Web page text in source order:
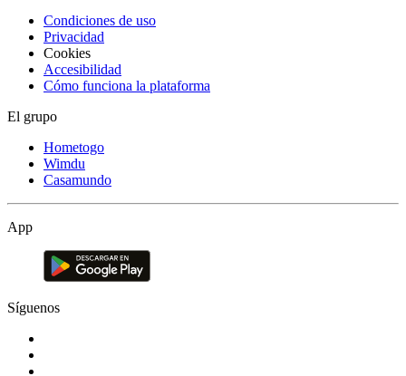
Condiciones de uso
Privacidad
Cookies
Accesibilidad
Cómo funciona la plataforma
El grupo
Hometogo
Wimdu
Casamundo
App
Síguenos